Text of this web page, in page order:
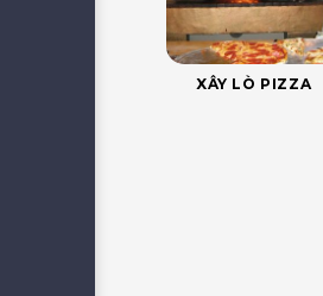
XÂY LÒ PIZZA